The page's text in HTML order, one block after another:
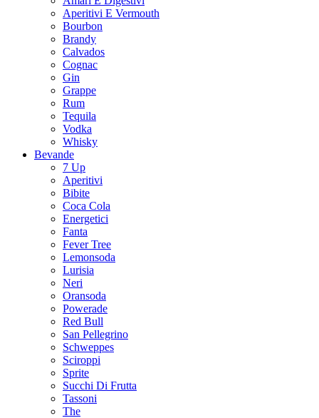
Aperitivi E Vermouth
Bourbon
Brandy
Calvados
Cognac
Gin
Grappe
Rum
Tequila
Vodka
Whisky
Bevande
7 Up
Aperitivi
Bibite
Coca Cola
Energetici
Fanta
Fever Tree
Lemonsoda
Lurisia
Neri
Oransoda
Powerade
Red Bull
San Pellegrino
Schweppes
Sciroppi
Sprite
Succhi Di Frutta
Tassoni
The